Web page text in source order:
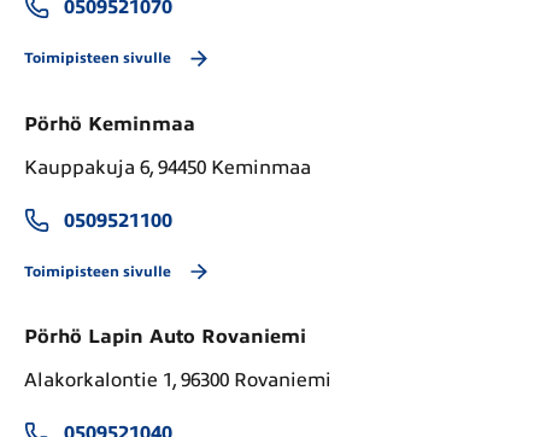
0509521070
Toimipisteen sivulle
Pörhö Keminmaa
Kauppakuja 6, 94450 Keminmaa
0509521100
Toimipisteen sivulle
Pörhö Lapin Auto Rovaniemi
Alakorkalontie 1, 96300 Rovaniemi